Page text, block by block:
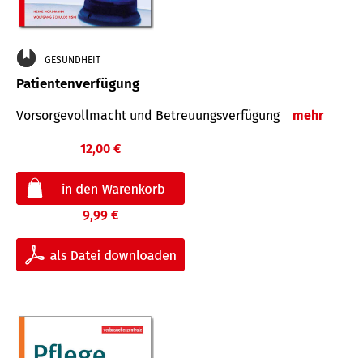
GESUNDHEIT
Patientenverfügung
Vorsorgevollmacht und Betreuungsverfügung mehr
12,00 €
9,99 €